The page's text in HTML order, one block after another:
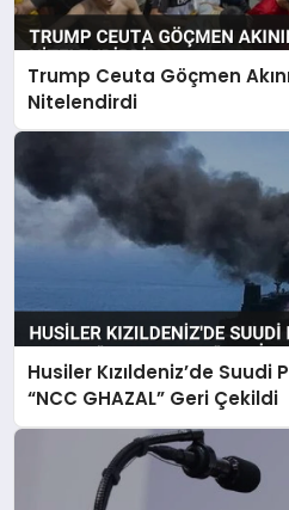
Trump Ceuta Göçmen
Nitelendirdi
Husiler Kızıldeniz’de
“NCC GHAZAL” Geri Çekildi